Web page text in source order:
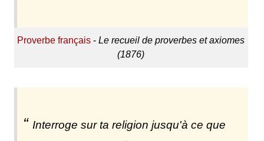
Proverbe français -Le recueil de proverbes et axiomes
(1876)
Interroge sur ta religion jusqu'à ce que